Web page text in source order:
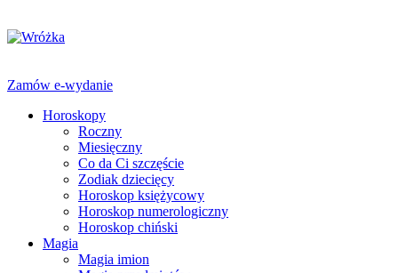
Zamów e-wydanie
Horoskopy
Roczny
Miesięczny
Co da Ci szczęście
Zodiak dziecięcy
Horoskop księżycowy
Horoskop numerologiczny
Horoskop chiński
Magia
Magia imion